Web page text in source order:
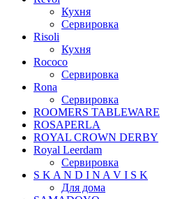
Кухня
Сервировка
Risoli
Кухня
Rococo
Сервировка
Rona
Сервировка
ROOMERS TABLEWARE
ROSAPERLA
ROYAL CROWN DERBY
Royal Leerdam
Сервировка
S K A N D I N A V I S K
Для дома